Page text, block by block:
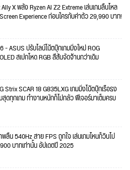
X พลัง Ryzen AI Z2 Extreme เล่นเกมลื่นไหล
Experience ก่อนใครกับค่าตัว 29,990 บาท!
- ASUS ปรับไลน์โน้ตบุ๊กเกมมิ่งใหม่ ROG
สเปกโหด RGB สีสันจัดจ้านกว่าเดิม
Strix SCAR 18 G835LXG เกมมิ่งโน้ตบุ๊กเรือธง
ดทุกเกม ทำงานหนักก็ไม่กลัว ฟีเจอร์มาเต็มครบ
ลื่น 540Hz สาย FPS ถูกใจ เล่นเกมไหนก็วินไป
บาทเท่านั้น อัปเดตปี 2025